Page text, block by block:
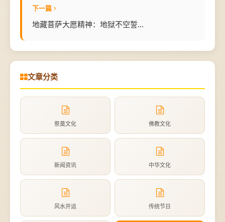
下一篇
地藏菩萨大愿精神：地狱不空誓...
文章分类
祭奠文化 佛教文化
新闻资讯 中华文化
风水开运 传统节日